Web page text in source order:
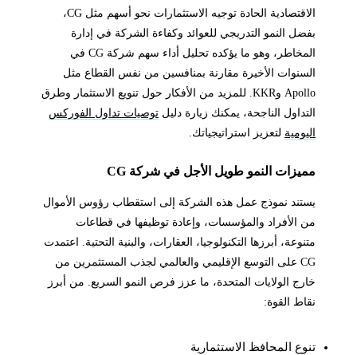
الاقتصادية الحادة توجيه الاستثمارات نحو أسهم مثل CG،
بفضل النمو التدريجي للعوائد وكفاءة الشركة في إدارة
المخاطر، وهو ما يؤكده تحليل أداء سهم شركة CG في
السنوات الأخيرة مقارنة بمنافسين من نفس القطاع مثل
Apollo وKKR. للمزيد من الأفكار حول تنويع الاستثمار وطرق
التداول الناجحة، يمكنك زيارة دليل توصيات تداول الفوركس
اليوميةلتعزيز استراتيجياتك.
مميزات النمو طويل الأجل في شركة CG
يستند نموذج عمل هذه الشركة إلى استقطاب رؤوس الأموال
من الأفراد والمؤسسات، وإعادة توظيفها في قطاعات
متنوعة، أبرزها التكنولوجيا، العقارات، والبنية التحتية. اعتمدت
CG على التوسع الإقليمي والعالمي لجذب المستثمرين من
خارج الولايات المتحدة، ما عزز فرص النمو السريع. من أبرز
نقاط القوة:
تنوع المحافظ الاستثمارية